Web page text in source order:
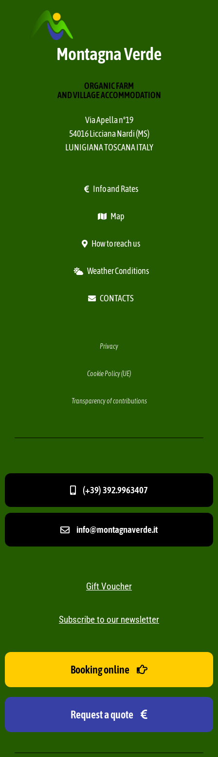
Montagna Verde
ORGANIC FARM
AND VILLAGE ACCOMMODATION
Via Apella n°19
54016 Licciana Nardi (MS)
LUNIGIANA TOSCANA ITALY
Info and Rates
Map
How to reach us
Weather Conditions
CONTACTS
Privacy
Cookie Policy (UE)
Transparency of contributions
(+39) 392.9963407
info@montagnaverde.it
Gift Voucher
Subscribe to our newsletter
Booking online
Request a quote